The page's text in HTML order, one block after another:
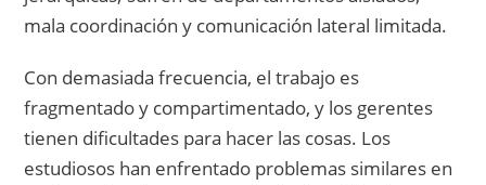
mala coordinación y comunicación lateral limitada.
Con demasiada frecuencia, el trabajo es
fragmentado y compartimentado, y los gerentes
tienen dificultades para hacer las cosas. Los
estudiosos han enfrentado problemas similares en